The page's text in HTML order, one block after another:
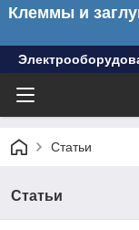
Клеммы и
Статьи
Статьи